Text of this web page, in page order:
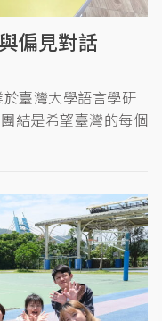
偏見對話
臺灣大學語言學研
結是希望臺灣的每個